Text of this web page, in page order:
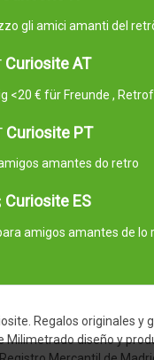
gli amici amanti del
Curiosite AT
<20 € für Freunde ,
Curiosite PT
amantes do retro
Curiosite ES
amigos amantes de lo
Regalos originales y
Milimetrado diseño y